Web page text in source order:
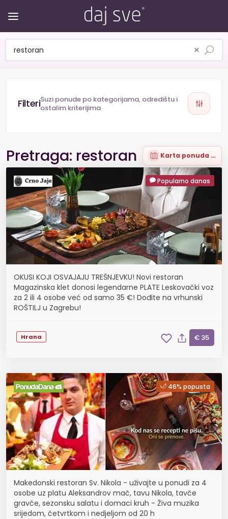
×
Suzi ponude po kategorijama, odredištu i
ostalim kriterijima
Pretraga: restoran Karta ponuda (69)
Popularno danas
OKUSI KOJI OSVAJAJU TREŠNJEVKU! Novi restoran
Magazinska klet donosi legendarne PLATE Leskovački voz
za 2 ili 4 osobe već od samo 35 €! Dođite na vrhunski
ROŠTILJ u Zagrebu!
Hrana € 35
46% popusta
Makedonski restoran Sv. Nikola - uživajte u ponudi za 4
osobe uz platu Aleksandrov mač, tavu Nikola, tavče
gravče, sezonsku salatu i domaci kruh - Živa muzika
srijedom, četvrtkom i nedjeljom od 20 h